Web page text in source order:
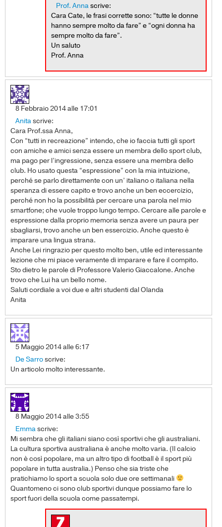
Prof. Annascrive:
Cara Cate, le frasi corrette sono: “tutte le donne
hanno sempre molto da fare” e “ogni donna ha
sempre molto da fare”.
Un saluto
Prof. Anna
8 Febbraio 2014 alle 17:01
Anitascrive:
Cara Prof.ssa Anna,
Con “tutti in recreazione” intendo, che io faccia tutti gli sport
con amiche e amici senza essere un membra dello sport club,
ma pago per l’ingressione, senza essere una membra dello
club. Ho usato questa “espressione” con la mia intuizione,
perché se parlo direttamente con un’ italiano o italiana nella
speranza di essere capito e trovo anche un ben eccercizio,
perché non ho la possibilità per cercare una parola nel mio
smartfone; che vuole troppo lungo tempo. Cercare alle parole e
espressione dalla proprio memoria senza avere un paura per
sbagliarsi, trovo anche un ben essercizio. Anche questo è
imparare una lingua strana.
Anche Lei ringrazio per questo molto ben, utile ed interessante
lezione che mi piace veramente di imparare e fare il compito.
Sto dietro le parole di Professore Valerio Giaccalone. Anche
trovo che Lui ha un bello nome.
Saluti cordiale a voi due e altri studenti dal Olanda
Anita
5 Maggio 2014 alle 6:17
De Sarroscrive:
Un articolo molto interessante.
8 Maggio 2014 alle 3:55
Emmascrive:
Mi sembra che gli italiani siano così sportivi che gli australiani.
La cultura sportiva australiana è anche molto varia. (Il calcio
non è così popolare, ma un altro tipo di football è il sport più
popolare in tutta australia.) Penso che sia triste che
pratichiamo lo sport a scuola solo due ore settimanali
Quantomeno ci sono club sportivi dunque possiamo fare lo
sport fuori della scuola come passatempi.